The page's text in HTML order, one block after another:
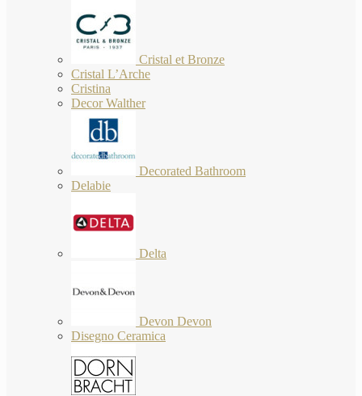
Cristal et Bronze
Cristal L’Arche
Cristina
Decor Walther
Decorated Bathroom
Delabie
Delta
Devon Devon
Disegno Ceramica